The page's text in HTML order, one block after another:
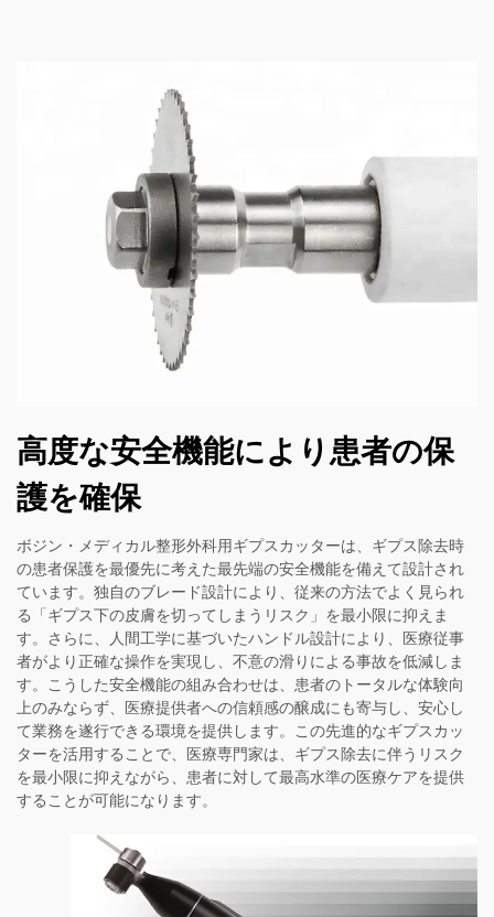
高度な安全機能により患者の保
護を確保
ボジン・メディカル整形外科用ギプスカッターは、ギプス除去時
の患者保護を最優先に考えた最先端の安全機能を備えて設計され
ています。独自のブレード設計により、従来の方法でよく見られ
る「ギプス下の皮膚を切ってしまうリスク」を最小限に抑えま
す。さらに、人間工学に基づいたハンドル設計により、医療従事
者がより正確な操作を実現し、不意の滑りによる事故を低減しま
す。こうした安全機能の組み合わせは、患者のトータルな体験向
上のみならず、医療提供者への信頼感の醸成にも寄与し、安心し
て業務を遂行できる環境を提供します。この先進的なギプスカッ
ターを活用することで、医療専門家は、ギプス除去に伴うリスク
を最小限に抑えながら、患者に対して最高水準の医療ケアを提供
することが可能になります。